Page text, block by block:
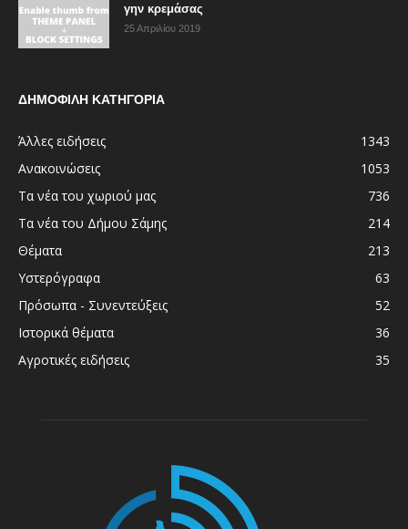
γην κρεμάσας
25 Απριλίου 2019
ΔΗΜΟΦΙΛΗ ΚΑΤΗΓΟΡΙΑ
Άλλες ειδήσεις
1343
Ανακοινώσεις
1053
Τα νέα του χωριού μας
736
Τα νέα του Δήμου Σάμης
214
Θέματα
213
Υστερόγραφα
63
Πρόσωπα - Συνεντεύξεις
52
Ιστορικά θέματα
36
Αγροτικές ειδήσεις
35